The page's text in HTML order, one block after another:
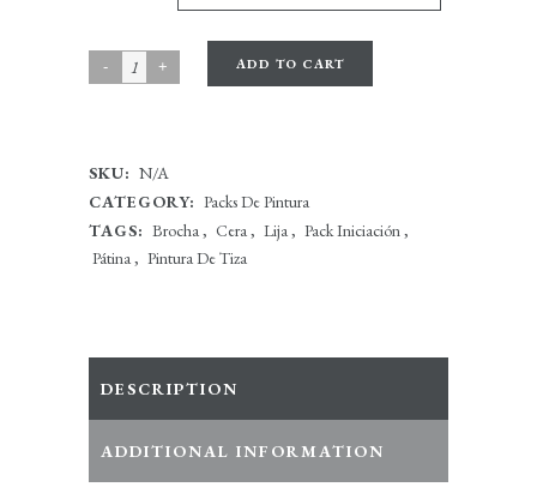
ADD TO CART
SKU: N/A
CATEGORY: Packs De Pintura
TAGS: Brocha, Cera, Lija, Pack Iniciación,
Pátina, Pintura De Tiza
DESCRIPTION
ADDITIONAL INFORMATION